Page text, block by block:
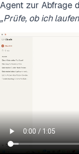
Agent zur Abfrage
„Prüfe, ob ich